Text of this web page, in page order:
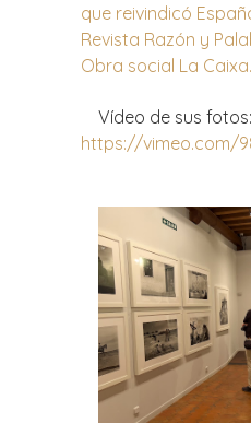
que reivindicó
Revista Razón y
Obra social La
Vídeo de sus fotos:
https://vimeo.com/